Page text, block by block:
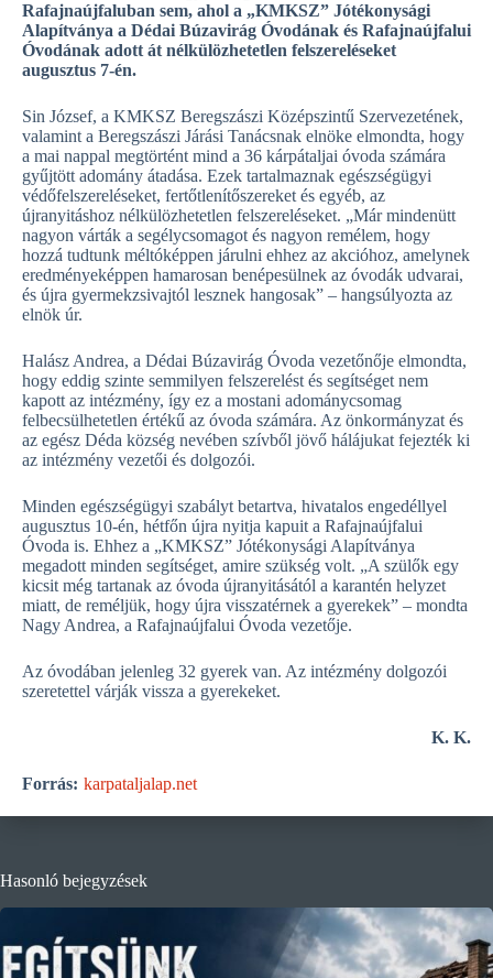
Rafajnaújfaluban sem, ahol a „KMKSZ” Jótékonysági
Alapítványa a Dédai Búzavirág Óvodának és Rafajnaújfalui
Óvodának adott át nélkülözhetetlen felszereléseket
augusztus 7-én.
Sin József, a KMKSZ Beregszászi Középszintű Szervezetének,
valamint a Beregszászi Járási Tanácsnak elnöke elmondta, hogy
a mai nappal megtörtént mind a 36 kárpátaljai óvoda számára
gyűjtött adomány átadása. Ezek tartalmaznak egészségügyi
védőfelszereléseket, fertőtlenítőszereket és egyéb, az
újranyitáshoz nélkülözhetetlen felszereléseket. „Már mindenütt
nagyon várták a segélycsomagot és nagyon remélem, hogy
hozzá tudtunk méltóképpen járulni ehhez az akcióhoz, amelynek
eredményeképpen hamarosan benépesülnek az óvodák udvarai,
és újra gyermekzsivajtól lesznek hangosak” – hangsúlyozta az
elnök úr.
Halász Andrea, a Dédai Búzavirág Óvoda vezetőnője elmondta,
hogy eddig szinte semmilyen felszerelést és segítséget nem
kapott az intézmény, így ez a mostani adománycsomag
felbecsülhetetlen értékű az óvoda számára. Az önkormányzat és
az egész Déda község nevében szívből jövő hálájukat fejezték ki
az intézmény vezetői és dolgozói.
Minden egészségügyi szabályt betartva, hivatalos engedéllyel
augusztus 10-én, hétfőn újra nyitja kapuit a Rafajnaújfalui
Óvoda is. Ehhez a „KMKSZ” Jótékonysági Alapítványa
megadott minden segítséget, amire szükség volt. „A szülők egy
kicsit még tartanak az óvoda újranyitásától a karantén helyzet
miatt, de reméljük, hogy újra visszatérnek a gyerekek” – mondta
Nagy Andrea, a Rafajnaújfalui Óvoda vezetője.
Az óvodában jelenleg 32 gyerek van. Az intézmény dolgozói
szeretettel várják vissza a gyerekeket.
K. K.
Forrás: karpataljalap.net
Hasonló bejegyzések